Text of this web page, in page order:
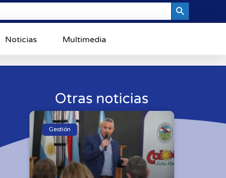
Noticias Multimedia
Otras noticias
Gestión